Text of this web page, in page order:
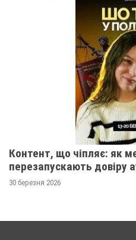
Контент, що чіпляє: як
перезапускають довіру
30 березня 2026